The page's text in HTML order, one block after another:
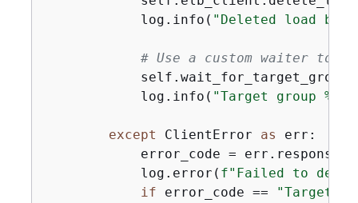
            log.info(
"Deleted load
# Use a custom waiter to
            log.info(
"Target group %s
except ClientError as err:
            error_code = err.response[
            log.error(
f"Failed to
if error_code ==